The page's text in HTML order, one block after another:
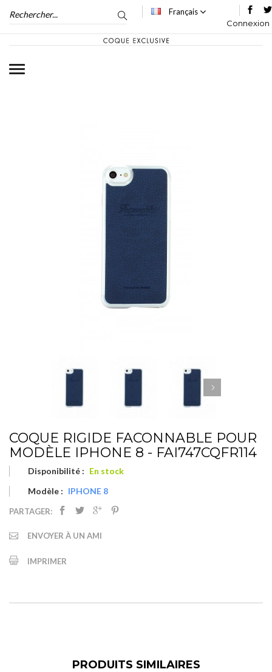
Français
Connexion
COQUE RIGIDE FACONNABLE POUR
MODÈLE IPHONE 8 - FAI747CQFR114
Disponibilité : En stock
Modèle : IPHONE 8
PARTAGER:
ENVOYER À UN AMI
IMPRIMER
PRODUITS SIMILAIRES